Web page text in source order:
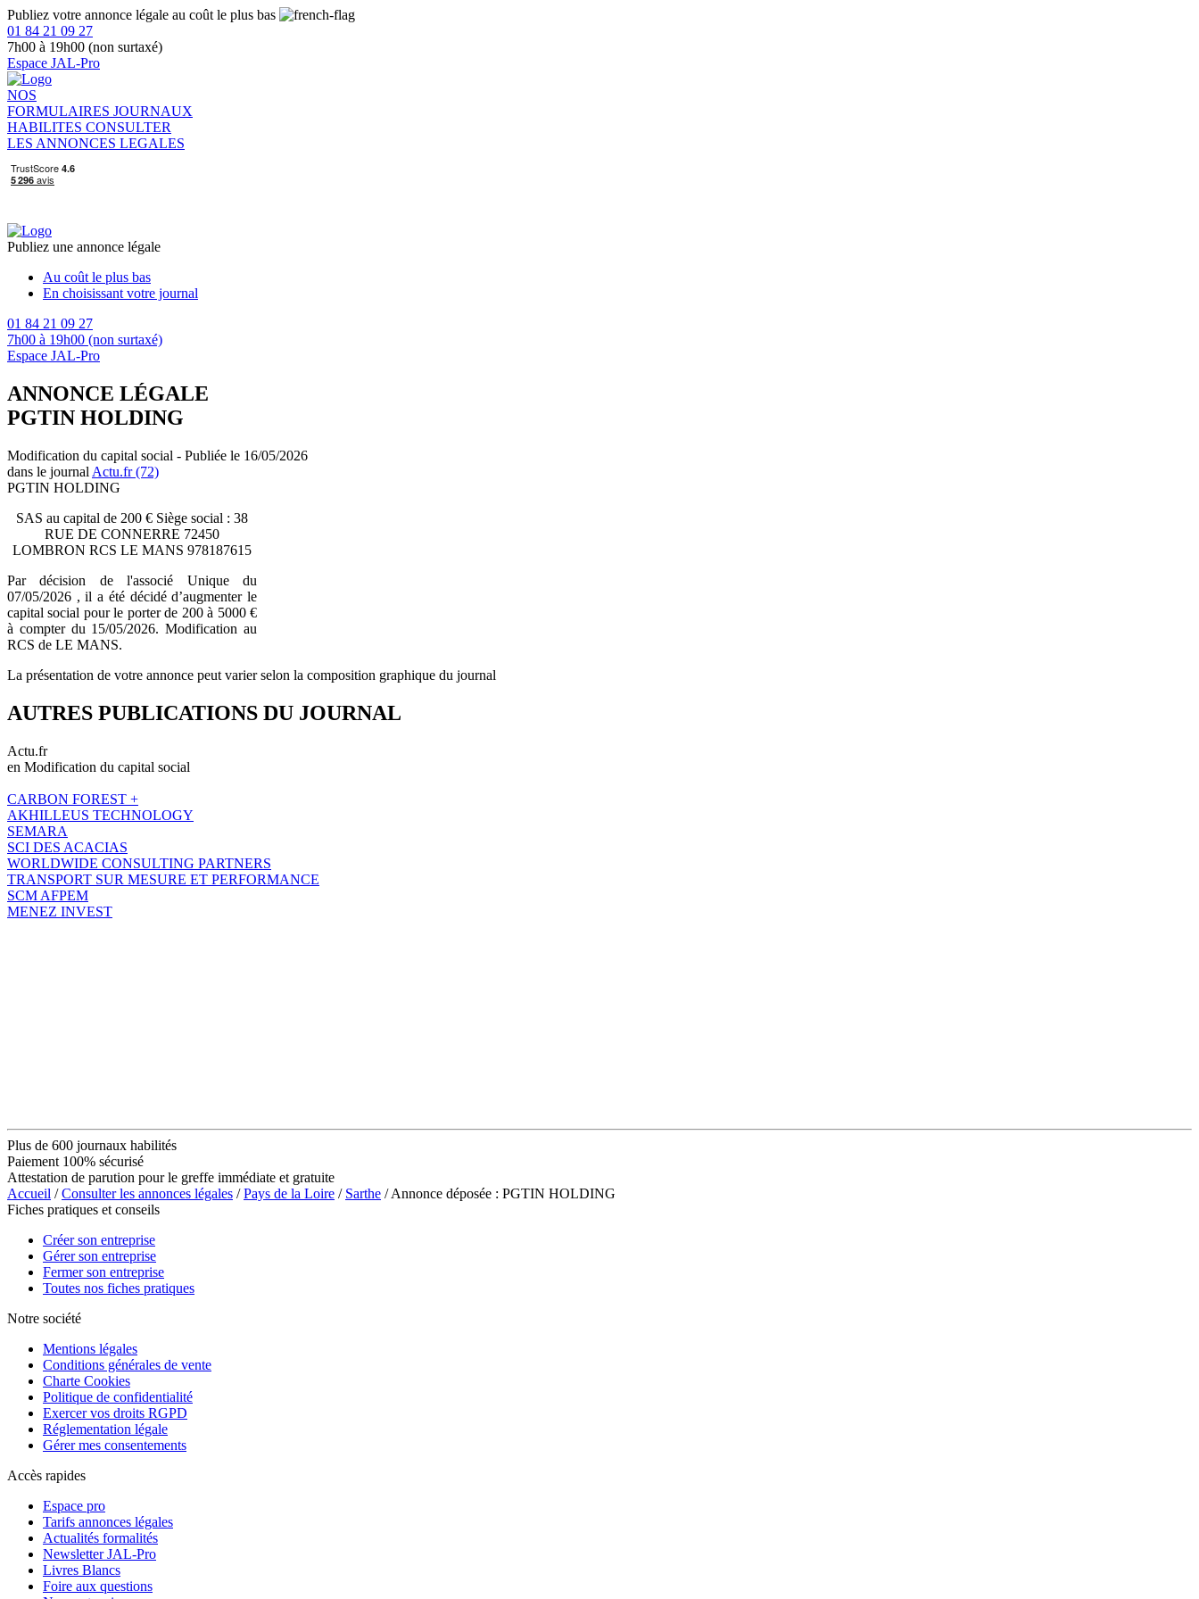
Publiez votre annonce légale au coût le plus bas
01 84 21 09 27
7h00 à 19h00 (non surtaxé)
Espace JAL-Pro
NOS
FORMULAIRES JOURNAUX
HABILITES CONSULTER
LES ANNONCES LEGALES
Publiez une annonce légale
Au coût le plus bas
En choisissant votre journal
01 84 21 09 27
7h00 à 19h00 (non surtaxé)
Espace JAL-Pro
ANNONCE LÉGALE
PGTIN HOLDING
Modification du capital social - Publiée le 16/05/2026
dans le journal Actu.fr (72)
PGTIN HOLDING
SAS au capital de 200 € Siège social : 38
RUE DE CONNERRE 72450
LOMBRON RCS LE MANS 978187615
Par décision de l'associé Unique du
07/05/2026 , il a été décidé d’augmenter le
capital social pour le porter de 200 à 5000 €
à compter du 15/05/2026. Modification au
RCS de LE MANS.
La présentation de votre annonce peut varier selon la composition graphique du journal
AUTRES PUBLICATIONS DU JOURNAL
Actu.fr
en Modification du capital social
CARBON FOREST +
AKHILLEUS TECHNOLOGY
SEMARA
SCI DES ACACIAS
WORLDWIDE CONSULTING PARTNERS
TRANSPORT SUR MESURE ET PERFORMANCE
SCM AFPEM
MENEZ INVEST
Plus de 600 journaux habilités
Paiement 100% sécurisé
Attestation de parution pour le greffe immédiate et gratuite
Accueil /Consulter les annonces légales /Pays de la Loire / Sarthe / Annonce déposée : PGTIN HOLDING
Fiches pratiques et conseils
Créer son entreprise
Gérer son entreprise
Fermer son entreprise
Toutes nos fiches pratiques
Notre société
Mentions légales
Conditions générales de vente
Charte Cookies
Politique de confidentialité
Exercer vos droits RGPD
Réglementation légale
Gérer mes consentements
Accès rapides
Espace pro
Tarifs annonces légales
Actualités formalités
Newsletter JAL-Pro
Livres Blancs
Foire aux questions